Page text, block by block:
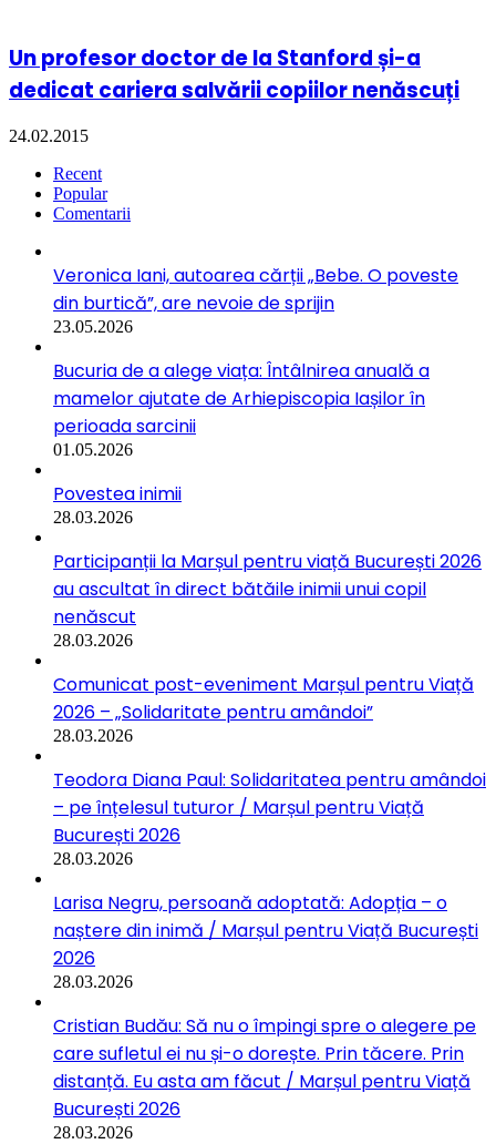
Un profesor doctor de la Stanford și-a
dedicat cariera salvării copiilor nenăscuți
24.02.2015
Recent
Popular
Comentarii
Veronica Iani, autoarea cărții „Bebe. O poveste
din burtică”, are nevoie de sprijin
23.05.2026
Bucuria de a alege viața: Întâlnirea anuală a
mamelor ajutate de Arhiepiscopia Iașilor în
perioada sarcinii
01.05.2026
Povestea inimii
28.03.2026
Participanții la Marșul pentru viață București 2026
au ascultat în direct bătăile inimii unui copil
nenăscut
28.03.2026
Comunicat post-eveniment Marșul pentru Viață
2026 – „Solidaritate pentru amândoi”
28.03.2026
Teodora Diana Paul: Solidaritatea pentru amândoi
– pe înțelesul tuturor / Marșul pentru Viață
București 2026
28.03.2026
Larisa Negru, persoană adoptată: Adopția – o
naștere din inimă / Marșul pentru Viață București
2026
28.03.2026
Cristian Budău: Să nu o împingi spre o alegere pe
care sufletul ei nu și-o dorește. Prin tăcere. Prin
distanță. Eu asta am făcut / Marșul pentru Viață
București 2026
28.03.2026